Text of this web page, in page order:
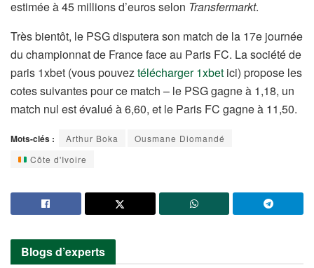
estimée à 45 millions d’euros selon Transfermarkt.
Très bientôt, le PSG disputera son match de la 17e journée
du championnat de France face au Paris FC. La société de
paris 1xbet (vous pouveztélécharger 1xbet ici) propose les
cotes suivantes pour ce match – le PSG gagne à 1,18, un
match nul est évalué à 6,60, et le Paris FC gagne à 11,50.
Mots-clés : Arthur Boka
Ousmane Diomandé
Côte d'Ivoire
Blogs d’experts